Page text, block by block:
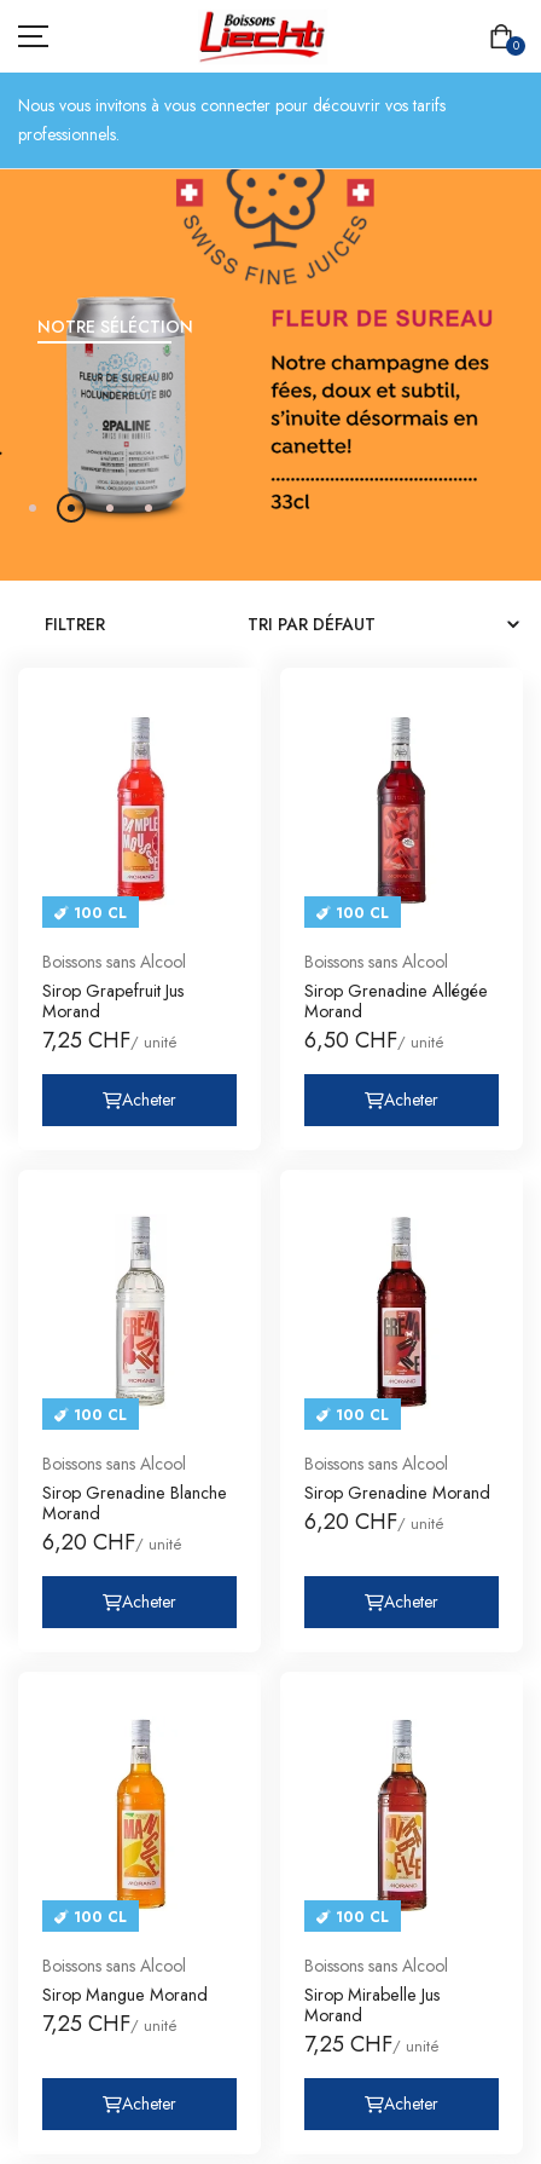
0
TOUT L’ASSORTIMENT
BIÈRES
BOISSONS SANS ALCOOL
CHAMPAGNES
SPIRITUEUX
CATALOGUES
CONTACT
Nous vous invitons à vous connecter pour découvrir vos tarifs
professionnels.
NOTRE SÉLÉCTION
FILTRER
100 CL
Boissons sans Alcool
Sirop Grapefruit Jus
Morand
7,25 CHF/ unité
Acheter
100 CL
Boissons sans Alcool
Sirop Grenadine Allégée
Morand
6,50 CHF/ unité
Acheter
100 CL
Boissons sans Alcool
Sirop Grenadine Blanche
Morand
6,20 CHF/ unité
Acheter
100 CL
Boissons sans Alcool
Sirop Grenadine Morand
6,20 CHF/ unité
Acheter
100 CL
Boissons sans Alcool
Sirop Mangue Morand
7,25 CHF/ unité
Acheter
100 CL
Boissons sans Alcool
Sirop Mirabelle Jus
Morand
7,25 CHF/ unité
Acheter